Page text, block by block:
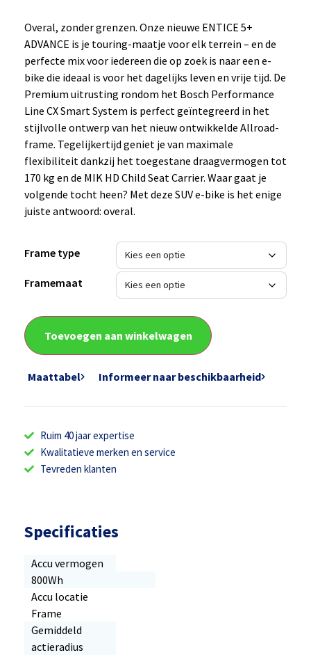
Overal, zonder grenzen. Onze nieuwe ENTICE 5+
ADVANCE is je touring-maatje voor elk terrein – en de
perfecte mix voor iedereen die op zoek is naar een e-
bike die ideaal is voor het dagelijks leven en vrije tijd. De
Premium uitrusting rondom het Bosch Performance
Line CX Smart System is perfect geïntegreerd in het
stijlvolle ontwerp van het nieuw ontwikkelde Allroad-
frame. Tegelijkertijd geniet je van maximale
flexibiliteit dankzij het toegestane draagvermogen tot
170 kg en de MIK HD Child Seat Carrier. Waar gaat je
volgende tocht heen? Met deze SUV e-bike is het enige
juiste antwoord: overal.
Frame type
Framemaat
Toevoegen aan winkelwagen
Maattabel Informeer naar beschikbaarheid
Ruim 40 jaar expertise
Kwalitatieve merken en service
Tevreden klanten
Specificaties
Accu vermogen
800Wh
Accu locatie
Frame
Gemiddeld
actieradius